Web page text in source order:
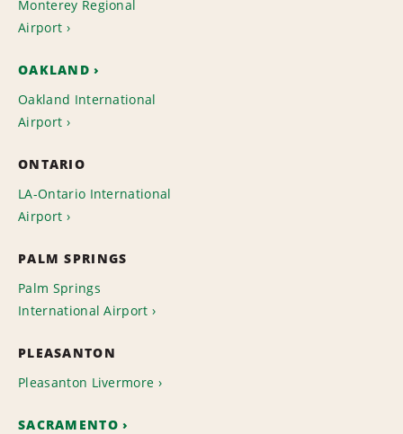
Monterey Regional
Airport
OAKLAND
Oakland International
Airport
ONTARIO
LA-Ontario International
Airport
PALM SPRINGS
Palm Springs
International Airport
PLEASANTON
Pleasanton Livermore
SACRAMENTO